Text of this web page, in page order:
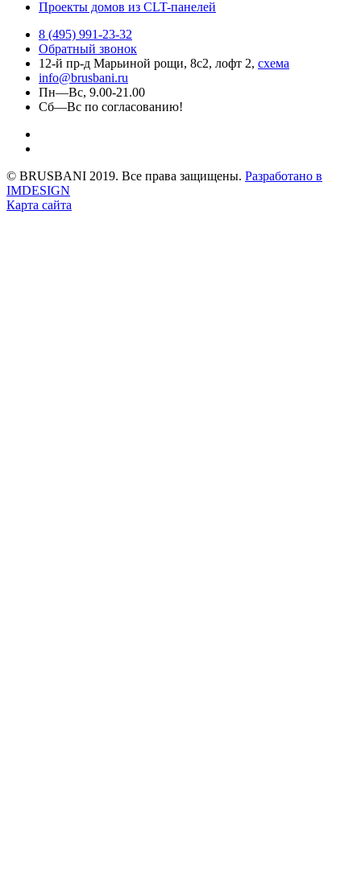
Проекты домов из CLT-панелей
8 (495) 991-23-32
Обратный звонок
12-й пр-д Марьиной рощи, 8с2, лофт 2, схема
info@brusbani.ru
Пн—Вс, 9.00-21.00
Сб—Вс по согласованию!
© BRUSBANI 2019. Все права защищены. Разработано в
IMDESIGN
Карта сайта